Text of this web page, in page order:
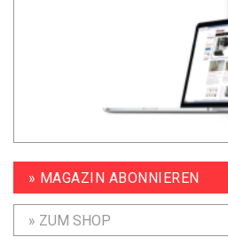
» MAGAZIN ABONNIEREN
» ZUM SHOP